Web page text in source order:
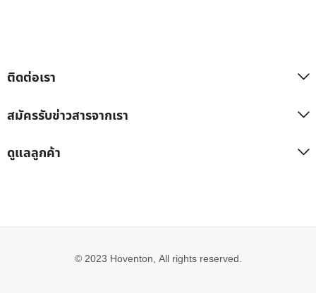
ติดต่อเรา
สมัครรับข่าวสารจากเรา
ดูแลลูกค้า
© 2023 Hoventon, All rights reserved.